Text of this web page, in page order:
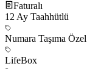
Faturalı
12 Ay Taahhütlü
Numara Taşıma Özel
LifeBox